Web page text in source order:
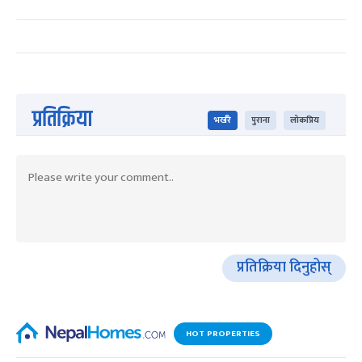
प्रतिक्रिया भर्खरै पुराना लोकप्रिय
प्रतिक्रिया दिनुहोस्
HOT PROPERTIES